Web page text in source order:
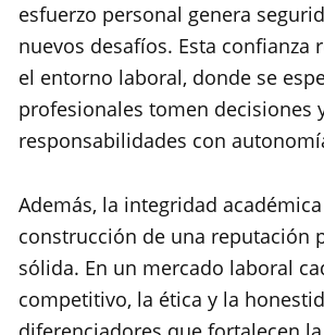
esfuerzo personal genera
nuevos desafíos. Esta confianza
el entorno laboral, donde se
profesionales tomen decisiones
responsabilidades con
Además, la integridad
construcción de una reputación
sólida. En un mercado laboral
competitivo, la ética y la